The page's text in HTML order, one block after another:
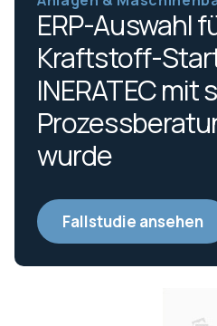
ERP-Auswahl
Kraftstoff-
INERATEC
wurde
Fallstudie ansehen